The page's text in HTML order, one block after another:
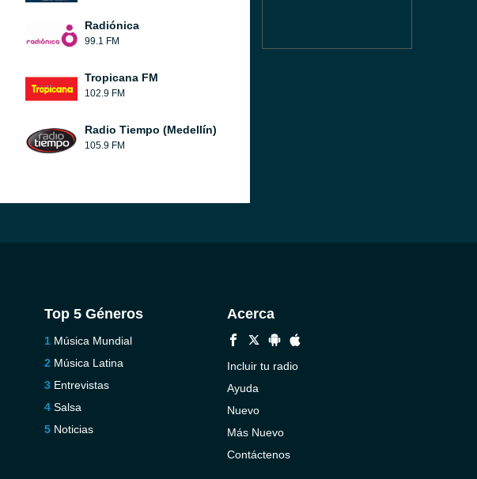
Radiónica
99.1 FM
Tropicana FM
102.9 FM
Radio Tiempo (Medellín)
105.9 FM
Top 5 Géneros
Música Mundial
Música Latina
Entrevistas
Salsa
Noticias
Acerca
Incluir tu radio
Ayuda
Nuevo
Más Nuevo
Contáctenos